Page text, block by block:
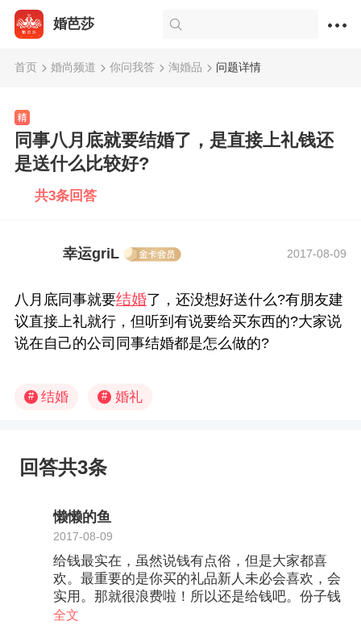
婚芭莎
首页 婚尚频道 你问我答 淘婚品 问题详情
同事八月底就要结婚了，是直接上礼钱还
是送什么比较好?
共3条回答
幸运griL 2017-08-09
八月底同事就要结婚了，还没想好送什么?有朋友建
议直接上礼就行，但听到有说要给买东西的?大家说
说在自己的公司同事结婚都是怎么做的?
# 结婚 # 婚礼
回答共3条
懒懒的鱼
2017-08-09
给钱最实在，虽然说钱有点俗，但是大家都喜
欢。最重要的是你买的礼品新人未必会喜欢，会
实用。那就很浪费啦！所以还是给钱吧。份子钱
份子钱，就是要给钱的。当然你可以在买一个小
全文